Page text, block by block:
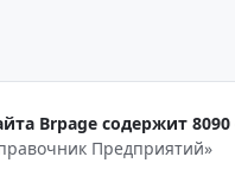
Brpage содержит
Предприятий»